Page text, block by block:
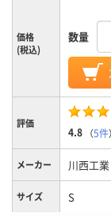
価格
(税込)
数量
評価
4.8 （5件）
メーカー 川西工業
サイズ S